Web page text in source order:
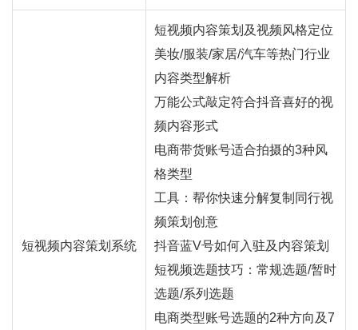
短视频内容策划系统
短视频内容策划及视频风格定位
美妆/服装/家居/汽车等热门行业
内容类型解析
万能公式敲定符合抖音喜好的视
频内容形式
电商带货账号适合拍摄的3种风
格类型
工具：帮你快速分解复制同行视
频策划创意
抖音蓝V号如何入驻及内容策划
短视频选题技巧：常规选题/暂时
选题/系列选题
电商类型账号选题的2种方向及7